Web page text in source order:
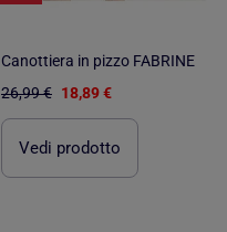
Canottiera in pizzo FABRINE
26,99 € 18,89 €
Vedi prodotto